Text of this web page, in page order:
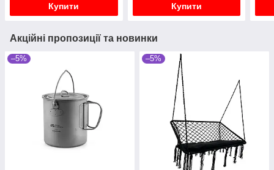
Купити Купити
Акційні пропозиції та новинки
–5% –5%